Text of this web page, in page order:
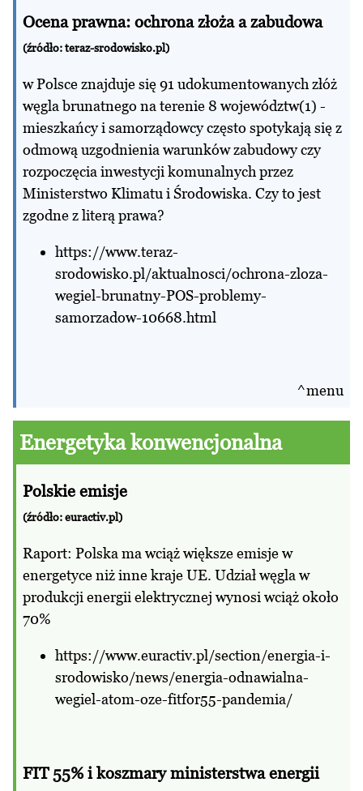
Ocena prawna: ochrona złoża a zabudowa
(źródło: teraz-srodowisko.pl)
w Polsce znajduje się 91 udokumentowanych złóż
węgla brunatnego na terenie 8 województw(1) -
mieszkańcy i samorządowcy często spotykają się z
odmową uzgodnienia warunków zabudowy czy
rozpoczęcia inwestycji komunalnych przez
Ministerstwo Klimatu i Środowiska. Czy to jest
zgodne z literą prawa?
https://www.teraz-
srodowisko.pl/aktualnosci/ochrona-zloza-
wegiel-brunatny-POS-problemy-
samorzadow-10668.html
^menu
Energetyka konwencjonalna
Polskie emisje
(źródło: euractiv.pl)
Raport: Polska ma wciąż większe emisje w
energetyce niż inne kraje UE. Udział węgla w
produkcji energii elektrycznej wynosi wciąż około
70%
https://www.euractiv.pl/section/energia-i-
srodowisko/news/energia-odnawialna-
wegiel-atom-oze-fitfor55-pandemia/
FIT 55% i koszmary ministerstwa energii